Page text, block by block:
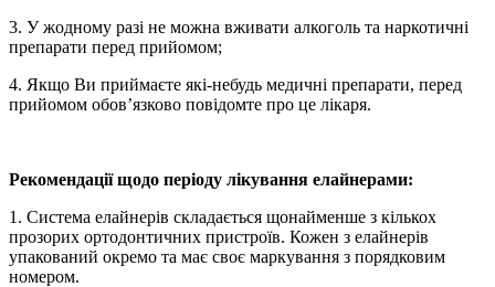
3. У жодному разі не можна вживати алкоголь та наркотичні
препарати перед прийомом;
4. Якщо Ви приймаєте які-небудь медичні препарати, перед
прийомом обов’язково повідомте про це лікаря.
Рекомендації щодо періоду лікування елайнерами:
1. Система елайнерів складається щонайменше з кількох
прозорих ортодонтичних пристроїв. Кожен з елайнерів
упакований окремо та має своє маркування з порядковим
номером.